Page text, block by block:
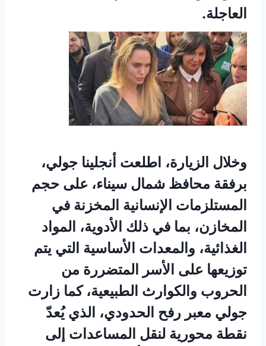
العاجلة.
وخلال الزيارة، اطلعت أنجلينا جولي،
برفقة محافظ شمال سيناء، على حجم
المستلزمات الإنسانية المخزنة في
المخازن، بما في ذلك الأدوية، المواد
الغذائية، والمعدات الأساسية التي يتم
توزيعها على الأسر المتضررة من
الحروب والكوارث الطبيعية، كما زارت
جولي معبر رفح الحدودي، الذي يُعدّ
نقطة محورية لنقل المساعدات إلى